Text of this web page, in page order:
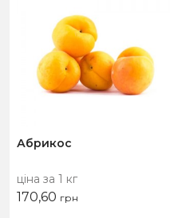
Абрикос
ціна за 1 кг
170,60 грн